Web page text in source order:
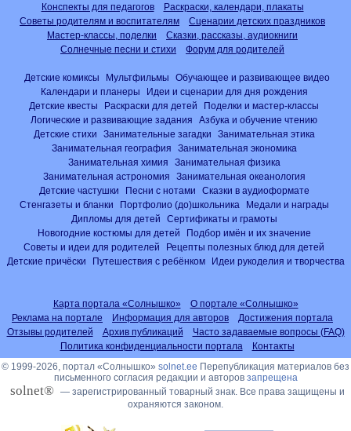
Конспекты для педагогов
Раскраски, календари, плакаты
Советы родителям и воспитателям
Сценарии детских праздников
Мастер-классы, поделки
Сказки, рассказы, аудиокниги
Солнечные песни и стихи
Форум для родителей
Детские комиксы Мультфильмы
Обучающее и развивающее видео
Календари и планеры
Идеи и сценарии для дня рождения
Детские квесты
Раскраски для детей
Поделки и мастер-классы
Логические и развивающие задания
Азбука и обучение чтению
Детские стихи
Занимательные загадки
Занимательная этика
Занимательная география
Занимательная экономика
Занимательная химия
Занимательная физика
Занимательная астрономия
Занимательная океанология
Детские частушки
Песни с нотами
Сказки в аудиоформате
Стенгазеты и бланки
Портфолио (до)школьника
Медали и награды
Дипломы для детей
Сертификаты и грамоты
Новогодние костюмы для детей
Подбор имён и их значение
Советы и идеи для родителей
Рецепты полезных блюд для детей
Детские причёски
Путешествия с ребёнком Идеи рукоделия и творчества
Карта портала «Солнышко»
О портале «Солнышко»
Реклама на портале
Информация для авторов
Достижения портала
Отзывы родителей
Архив публикаций
Часто задаваемые вопросы (FAQ)
Политика конфиденциальности портала
Контакты
© 1999-2026, портал «Солнышко» solnet.ee Перепубликация материалов без
письменного согласия редакции и авторов запрещена
solnet® — зарегистрированный товарный знак. Все права защищены и
охраняются законом.